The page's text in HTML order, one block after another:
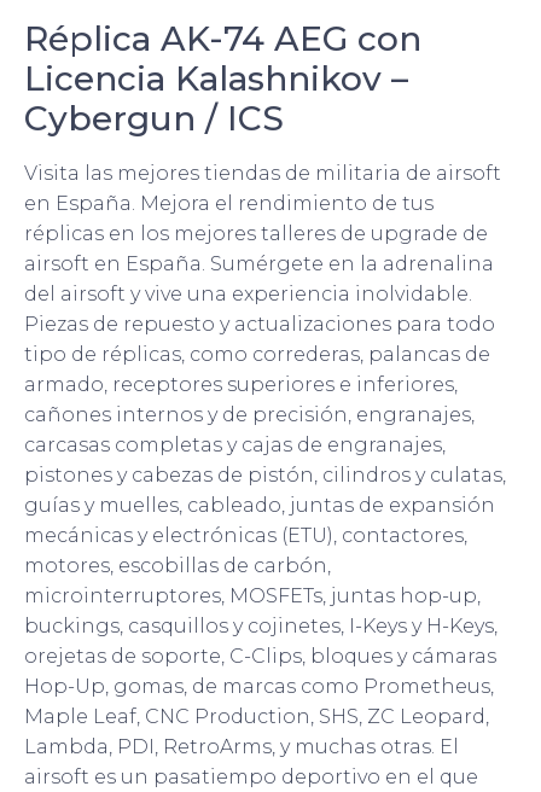
Réplica AK-74 AEG con
Licencia Kalashnikov –
Cybergun / ICS
Visita las mejores tiendas de militaria de airsoft
en España. Mejora el rendimiento de tus
réplicas en los mejores talleres de upgrade de
airsoft en España. Sumérgete en la adrenalina
del airsoft y vive una experiencia inolvidable.
Piezas de repuesto y actualizaciones para todo
tipo de réplicas, como correderas, palancas de
armado, receptores superiores e inferiores,
cañones internos y de precisión, engranajes,
carcasas completas y cajas de engranajes,
pistones y cabezas de pistón, cilindros y culatas,
guías y muelles, cableado, juntas de expansión
mecánicas y electrónicas (ETU), contactores,
motores, escobillas de carbón,
microinterruptores, MOSFETs, juntas hop-up,
buckings, casquillos y cojinetes, I-Keys y H-Keys,
orejetas de soporte, C-Clips, bloques y cámaras
Hop-Up, gomas, de marcas como Prometheus,
Maple Leaf, CNC Production, SHS, ZC Leopard,
Lambda, PDI, RetroArms, y muchas otras. El
airsoft es un pasatiempo deportivo en el que